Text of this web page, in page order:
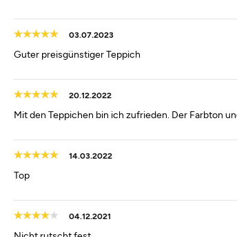
03.07.2023
Guter preisgünstiger Teppich
20.12.2022
Mit den Teppichen bin ich zufrieden. Der Farbton
14.03.2022
Top
04.12.2021